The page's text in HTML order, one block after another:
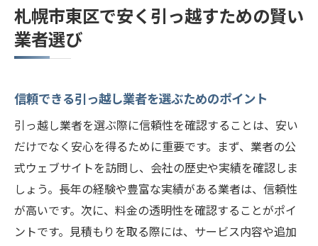
札幌市東区の地域特性を考慮した業者選び
引っ越し費用を抑える札幌市東区のポイント
オフシーズンを狙った引っ越しの利点
引っ越し費用を削減する荷物の整理術
使わない家具家電の処分で引っ越し代を節
約
札幌市東区の交通事情を活かしたコスト削
減
引っ越し費用を賢くシェアする方法
札幌市東区で安く引っ越すための賢い
業者選び
信頼できる引っ越し業者を選ぶためのポイント
引っ越し業者を選ぶ際に信頼性を確認することは、安い
だけでなく安心を得るために重要です。まず、業者の公
式ウェブサイトを訪問し、会社の歴史や実績を確認しま
しょう。長年の経験や豊富な実績がある業者は、信頼性
が高いです。次に、料金の透明性を確認することがポイ
ントです。見積もりを取る際には、サービス内容や追加